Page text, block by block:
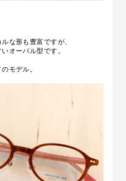
な形も豊富ですが、
オーバル型です。
モデル。